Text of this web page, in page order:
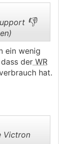
👎
ein wenig
der WR
hat.
Victron